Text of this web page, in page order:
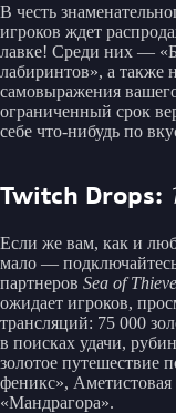
В честь
игроков ждет
лавке! Среди них —
лабиринтов», а также
самовыражения
ограниченный срок
себе что-нибудь по
Twitch Drops:
Если же вам, как и
мало —
партнеров Sea of
ожидает игроков,
трансляций: 75 000
в поисках удачи,
золотое путешествие
феникс»,
«Мандрагора».